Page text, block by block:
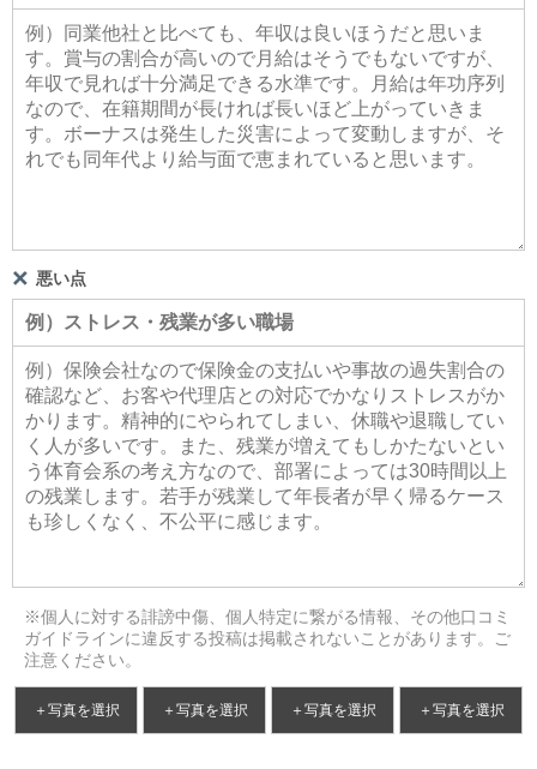
悪い点
※個人に対する誹謗中傷、個人特定に繋がる情報、その他口コミ
ガイドラインに違反する投稿は掲載されないことがあります。ご
注意ください。
＋写真を選択 ＋写真を選択 ＋写真を選択 ＋写真を選択